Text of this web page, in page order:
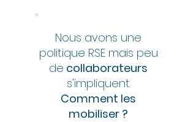
Nous avons une
politique RSE mais peu
de collaborateurs
s'impliquent.
Comment les
mobiliser ?